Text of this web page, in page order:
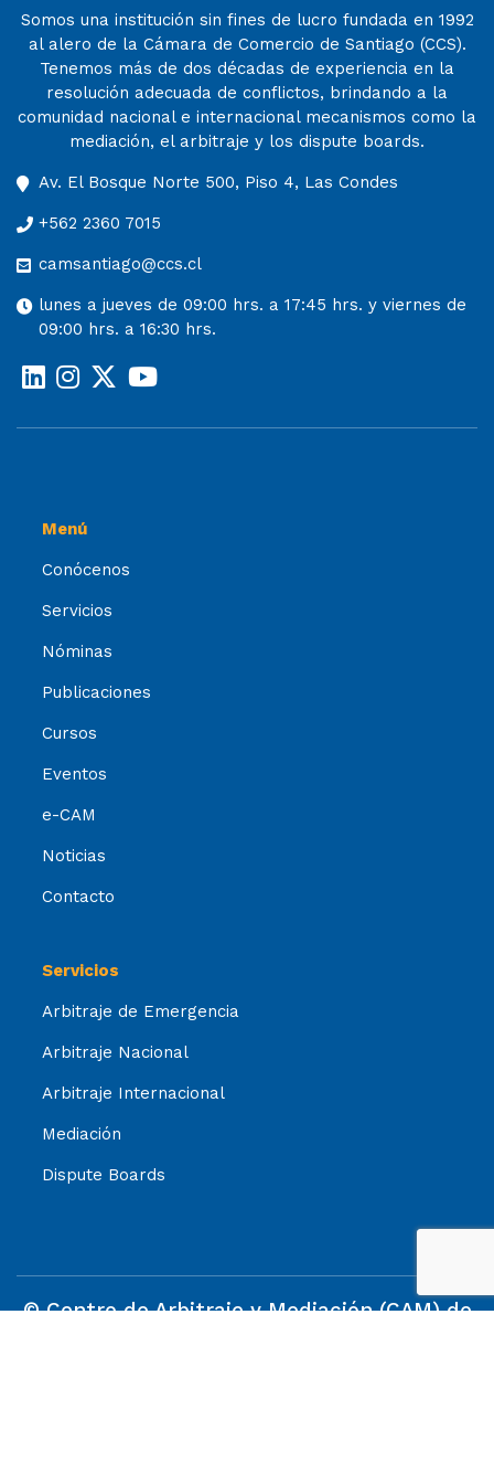
Somos una institución sin fines de lucro fundada en 1992
al alero de la Cámara de Comercio de Santiago (CCS).
Tenemos más de dos décadas de experiencia en la
resolución adecuada de conflictos, brindando a la
comunidad nacional e internacional mecanismos como la
mediación, el arbitraje y los dispute boards.
Av. El Bosque Norte 500, Piso 4, Las Condes
+562 2360 7015
camsantiago@ccs.cl
lunes a jueves de 09:00 hrs. a 17:45 hrs. y viernes de
09:00 hrs. a 16:30 hrs.
Menú
Conócenos
Servicios
Nóminas
Publicaciones
Cursos
Eventos
e-CAM
Noticias
Contacto
Servicios
Arbitraje de Emergencia
Arbitraje Nacional
Arbitraje Internacional
Mediación
Dispute Boards
© Centro de Arbitraje y Mediación (CAM) de